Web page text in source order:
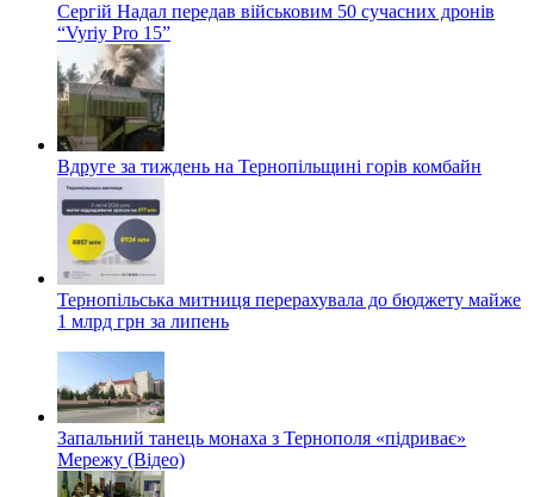
Сергій Надал передав військовим 50 сучасних дронів
“Vyriy Pro 15”
Вдруге за тиждень на Тернопільщині горів комбайн
Тернопільська митниця перерахувала до бюджету майже
1 млрд грн за липень
Запальний танець монаха з Тернополя «підриває»
Мережу (Відео)